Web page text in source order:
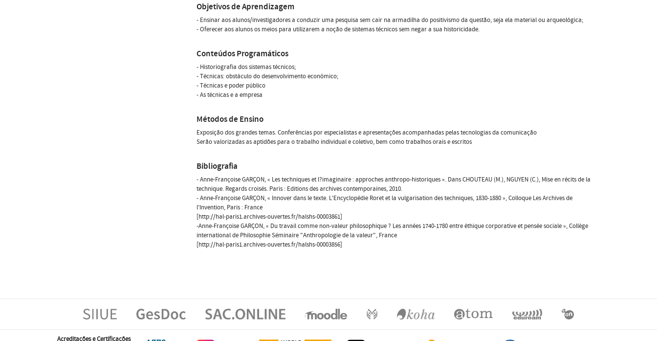
Objetivos de Aprendizagem
- Ensinar aos alunos/investigadores a conduzir uma pesquisa sem cair na armadilha do positivismo da questão, seja ela material ou arqueológica;
- Oferecer aos alunos os meios para utilizarem a noção de sistemas técnicos sem negar a sua historicidade.
Conteúdos Programáticos
- Historiografia dos sistemas técnicos;
- Técnicas: obstáculo do desenvolvimento económico;
- Técnicas e poder público
- As técnicas e a empresa
Métodos de Ensino
Exposição dos grandes temas. Conferências por especialistas e apresentações acompanhadas pelas tecnologias da comunicação
Serão valorizadas as aptidões para o trabalho individual e coletivo, bem como trabalhos orais e escritos
Bibliografia
- Anne-Françoise GARÇON, « Les techniques et l?imaginaire : approches anthropo-historiques ». Dans CHOUTEAU (M.), NGUYEN (C.), Mise en récits de la
technique. Regards croisés. Paris : Editions des archives contemporaines, 2010.
- Anne-Françoise GARÇON, « Innover dans le texte. L'Encyclopédie Roret et la vulgarisation des techniques, 1830-1880 », Colloque Les Archives de
l'Invention, Paris : France
[http://hal-paris1.archives-ouvertes.fr/halshs-00003861]
-Anne-Françoise GARÇON, « Du travail comme non-valeur philosophique ? Les années 1740-1780 entre éthique corporative et pensée sociale », Collège
international de Philosophie Séminaire "Anthropologie de la valeur", France
[http://hal-paris1.archives-ouvertes.fr/halshs-00003856]
Acreditações e Certificações